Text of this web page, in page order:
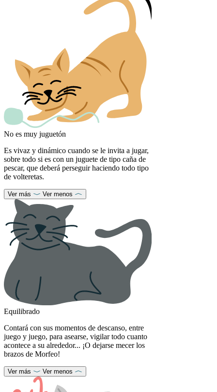
No es muy juguetón
Es vivaz y dinámico cuando se le invita a jugar,
sobre todo si es con un juguete de tipo caña de
pescar, que deberá perseguir haciendo todo tipo
de volteretas.
Ver más Ver menos
Equilibrado
Contará con sus momentos de descanso, entre
juego y juego, para asearse, vigilar todo cuanto
acontece a su alrededor... ¡O dejarse mecer los
brazos de Morfeo!
Ver más Ver menos